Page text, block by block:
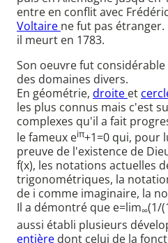
entre en conflit avec
Voltaire ne fut pas
il meurt en 1783.
Son oeuvre fut
des domaines divers.
En géométrie, droite et
les plus connus mais c'est
complexes qu'il a fait
le fameux eiπ+1=0 qui, pour
preuve de l'existence de
f(x), les notations actuelles
trigonométriques, la
de i comme imaginaire, la
Il a démontré que e=lim∞(1/
aussi établi plusieurs
entière dont celui de la